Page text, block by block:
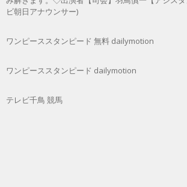
ビ朝日アナウンサー)
ワンピーススタンピード 無料 dailymotion
ワンピーススタンピード dailymotion
テレビ千鳥 競馬